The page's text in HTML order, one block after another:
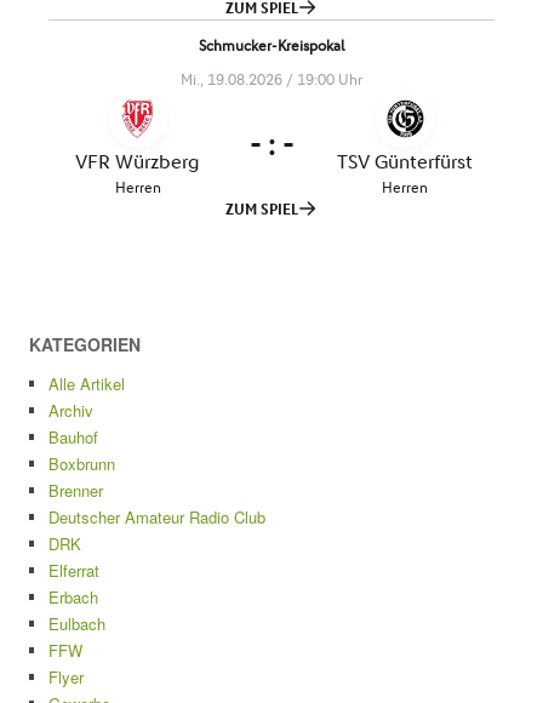
KATEGORIEN
Alle Artikel
Archiv
Bauhof
Boxbrunn
Brenner
Deutscher Amateur Radio Club
DRK
Elferrat
Erbach
Eulbach
FFW
Flyer